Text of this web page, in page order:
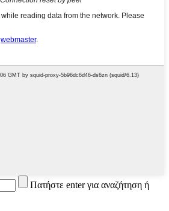
Πατήστε enter για αναζήτηση ή